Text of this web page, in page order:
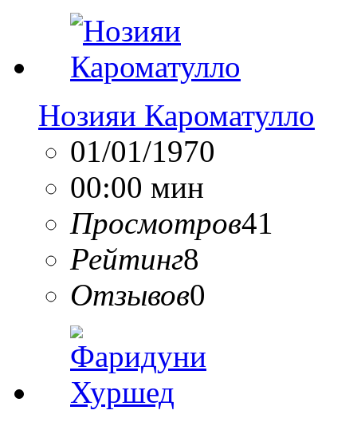
Нозияи Кароматулло
01/01/1970
00:00 мин
Просмотров41
Рейтинг8
Отзывов0